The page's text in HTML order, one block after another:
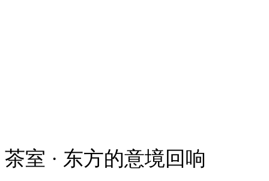
茶室 · 东方的意境回响